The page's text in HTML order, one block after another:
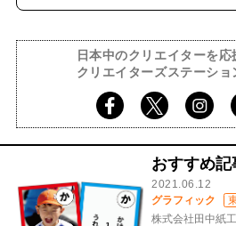
日本中のクリエイターを
クリエイターズステーショ
おすすめ記
2021.06.12
グラフィック
株式会社田中紙工